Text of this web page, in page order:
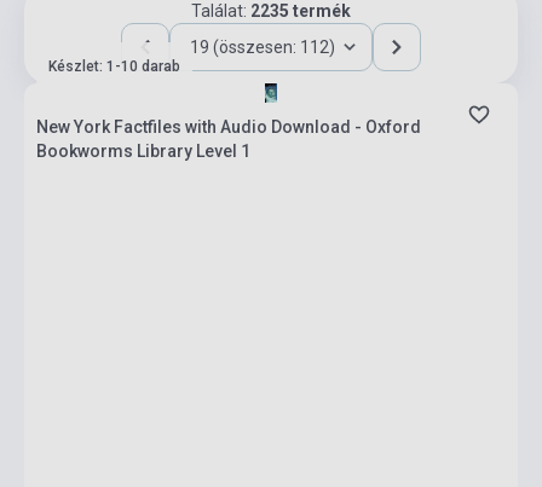
Találat: 2235 termék
19 (összesen: 112)
Készlet: 1-10 darab
New York Factfiles with Audio Download - Oxford
Bookworms Library Level 1